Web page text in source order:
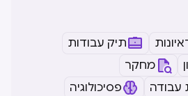
תיק עבודות
מחקר
עבודה
פסיכולוגיה